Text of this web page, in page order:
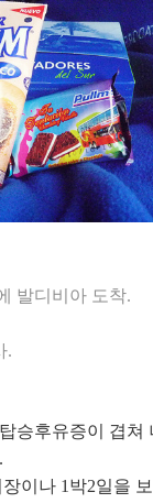
발디비아 도착.
.
승후유증이 겹쳐
이나 1박2일을